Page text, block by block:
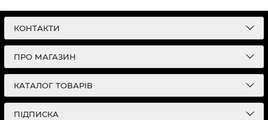
КОНТАКТИ
ПРО МАГАЗИН
КАТАЛОГ ТОВАРІВ
ПІДПИСКА